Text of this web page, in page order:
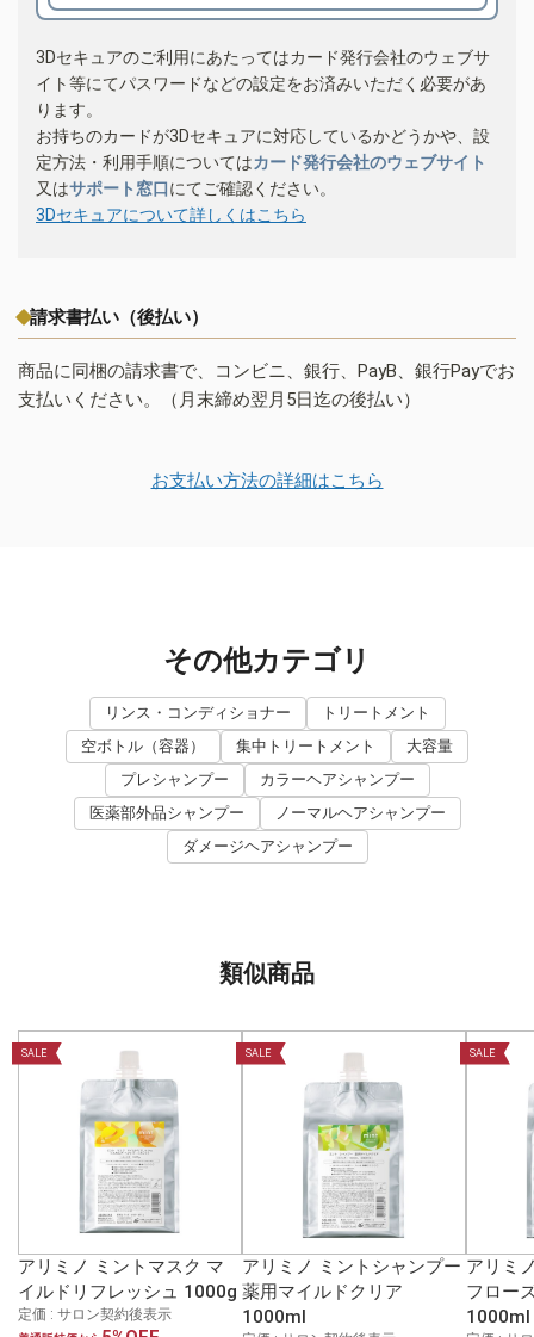
3Dセキュアのご利用にあたってはカード発行会社のウェブサ
イト等にてパスワードなどの設定をお済みいただく必要があ
ります。
お持ちのカードが3Dセキュアに対応しているかどうかや、設
定方法・利用手順についてはカード発行会社のウェブサイト
又はサポート窓口にてご確認ください。
3Dセキュアについて詳しくはこちら
請求書払い（後払い）
商品に同梱の請求書で、コンビニ、銀行、PayB、銀行Payでお
支払いください。（月末締め翌月5日迄の後払い）
お支払い方法の詳細はこちら
その他カテゴリ
リンス・コンディショナー
トリートメント
空ボトル（容器）
集中トリートメント
大容量
プレシャンプー
カラーヘアシャンプー
医薬部外品シャンプー
ノーマルヘアシャンプー
ダメージヘアシャンプー
類似商品
SALE
アリミノ ミントマスク マ
イルドリフレッシュ 1000g
定価 : サロン契約後表示
SALE
アリミノ ミントシャンプー
薬用マイルドクリア
1000ml
SALE
アリミ
フロー
1000ml